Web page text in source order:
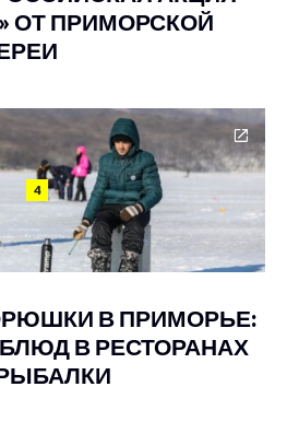
ОТ ПРИМОРСКОЙ
4
В ПРИМОРЬЕ:
В РЕСТОРАНАХ